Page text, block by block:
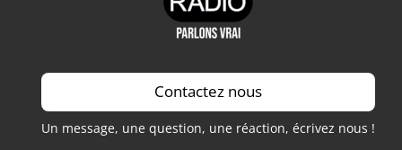
Contactez nous
Un message, une question, une réaction, écrivez nous !